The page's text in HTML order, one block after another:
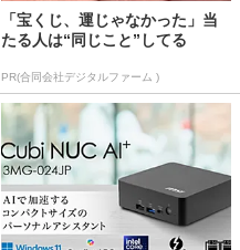
「宝くじ、運じゃなかった」当
たる人は“同じこと”してる
PR(合同会社デジタルファーム )